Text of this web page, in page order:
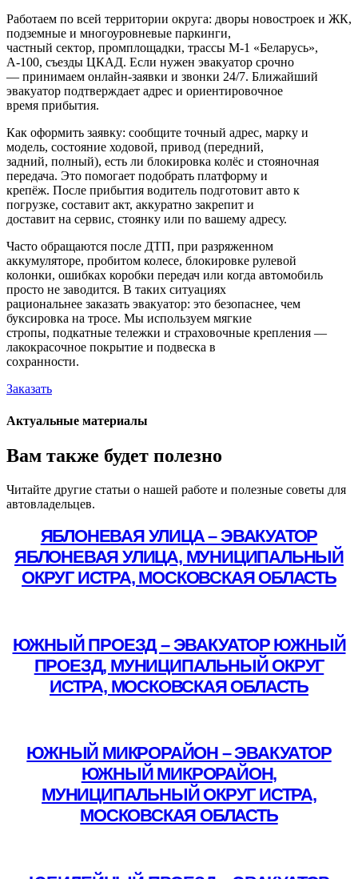
Работаем по всей территории округа: дворы новостроек и ЖК,
подземные и многоуровневые паркинги,
частный сектор, промплощадки, трассы М‑1 «Беларусь»,
А‑100, съезды ЦКАД. Если нужен эвакуатор срочно
— принимаем онлайн-заявки и звонки 24/7. Ближайший
эвакуатор подтверждает адрес и ориентировочное
время прибытия.
Как оформить заявку: сообщите точный адрес, марку и
модель, состояние ходовой, привод (передний,
задний, полный), есть ли блокировка колёс и стояночная
передача. Это помогает подобрать платформу и
крепёж. После прибытия водитель подготовит авто к
погрузке, составит акт, аккуратно закрепит и
доставит на сервис, стоянку или по вашему адресу.
Часто обращаются после ДТП, при разряженном
аккумуляторе, пробитом колесе, блокировке рулевой
колонки, ошибках коробки передач или когда автомобиль
просто не заводится. В таких ситуациях
рациональнее заказать эвакуатор: это безопаснее, чем
буксировка на тросе. Мы используем мягкие
стропы, подкатные тележки и страховочные крепления —
лакокрасочное покрытие и подвеска в
сохранности.
Заказать
Актуальные материалы
Вам также будет полезно
Читайте другие статьи о нашей работе и полезные советы для
автовладельцев.
ЯБЛОНЕВАЯ УЛИЦА – ЭВАКУАТОР
ЯБЛОНЕВАЯ УЛИЦА, МУНИЦИПАЛЬНЫЙ
ОКРУГ ИСТРА, МОСКОВСКАЯ ОБЛАСТЬ
ЮЖНЫЙ ПРОЕЗД – ЭВАКУАТОР ЮЖНЫЙ
ПРОЕЗД, МУНИЦИПАЛЬНЫЙ ОКРУГ
ИСТРА, МОСКОВСКАЯ ОБЛАСТЬ
ЮЖНЫЙ МИКРОРАЙОН – ЭВАКУАТОР
ЮЖНЫЙ МИКРОРАЙОН,
МУНИЦИПАЛЬНЫЙ ОКРУГ ИСТРА,
МОСКОВСКАЯ ОБЛАСТЬ